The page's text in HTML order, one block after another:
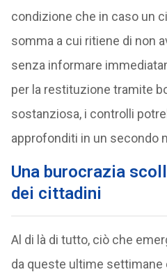
condizione che in caso un
somma a cui ritiene di non
senza informare
per la restituzione tramite
sostanziosa, i controlli
approfonditi in un secondo
Una burocrazia
dei cittadini
Al di là di tutto, ciò che
da queste ultime settimane